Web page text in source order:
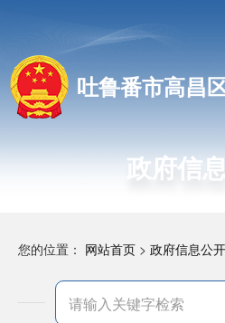
吐鲁番市高昌
政府信
您的位置： 网站首页 > 政府信息公开